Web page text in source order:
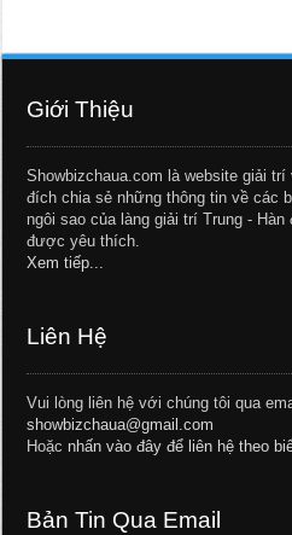
Giới Thiệu
Showbizchaua.com là website giải trí
đích chia sẻ những thông tin về các
ngôi sao của làng giải trí Trung - Hàn
được yêu thích.
Xem tiếp...
Liên Hệ
Vui lòng liên hệ với chúng tôi qua
showbizchaua@gmail.com
Hoặc nhấn vào đây để liên hệ theo
Bản Tin Qua Email